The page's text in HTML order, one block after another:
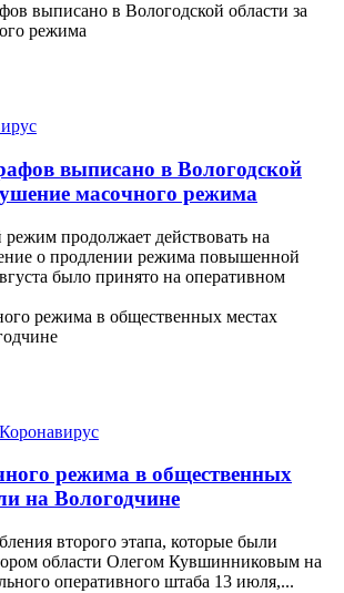
выписано в Вологодской
масочного режима
продолжает действовать на
о продлении режима повышенной
было принято на оперативном
Коронавирус
режима в общественных
на Вологодчине
второго этапа, которые были
области Олегом Кувшинниковым на
оперативного штаба 13 июля,...